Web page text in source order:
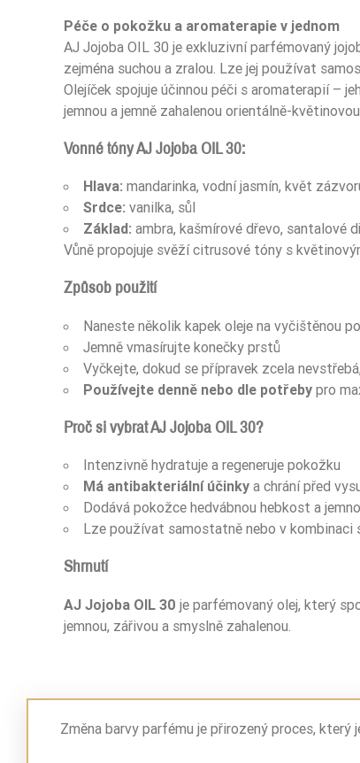
Péče o pokožku a aromaterapie v jednom
AJ Jojoba OIL 30 je exkluzivní parfémovaný
zejména suchou a zralou. Lze jej používat
Olejíček spojuje účinnou péči s aromaterapií –
jemnou a jemně zahalenou orientálně-
Vonné tóny AJ Jojoba OIL 30:
Hlava: mandarinka, vodní jasmín, květ
Srdce: vanilka, sůl
Základ: ambra, kašmírové dřevo, santalové
Vůně propojuje svěží citrusové tóny s
Způsob použití
Naneste několik kapek oleje na vyčištěnou
Jemně vmasírujte konečky prstů
Vyčkejte, dokud se přípravek zcela
Používejte denně nebo dle potřeby pro
Proč si vybrat AJ Jojoba OIL 30?
Intenzivně hydratuje a regeneruje pokožku
Má antibakteriální účinky a chrání před
Dodává pokožce hedvábnou hebkost a
Lze používat samostatně nebo v kombinaci
Shrnutí
AJ Jojoba OIL 30 je parfémovaný olej, který
jemnou, zářivou a smyslně zahalenou.
Ean13
Změna barvy parfému je přirozený proces,